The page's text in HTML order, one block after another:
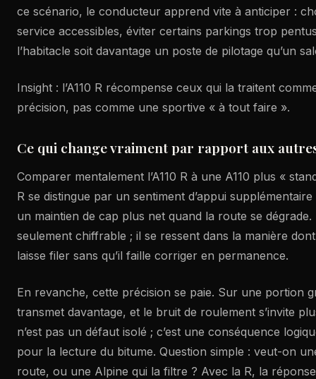
ce scénario, le conducteur apprend vite à anticiper :
service accessibles, éviter certains parkings trop
l’habitacle soit davantage un poste de pilotage qu’un
Insight : l’A110 R récompense ceux qui la traitent
précision, pas comme une sportive « à tout faire ».
Ce qui change vraiment par rapport aux autres
Comparer mentalement l’A110 R à une A110 plus «
R se distingue par un sentiment d’appui
un maintien de cap plus net quand la route se dégrade.
seulement chiffrable ; il se ressent dans la manière
laisse filer sans qu’il faille corriger en permanence.
En revanche, cette précision se paie. Sur une portion
transmet davantage, et le bruit de roulement s’invite
n’est pas un défaut isolé ; c’est une conséquence
pour la lecture du bitume. Question simple : veut-on
route, ou une Alpine qui la filtre ? Avec la R, la